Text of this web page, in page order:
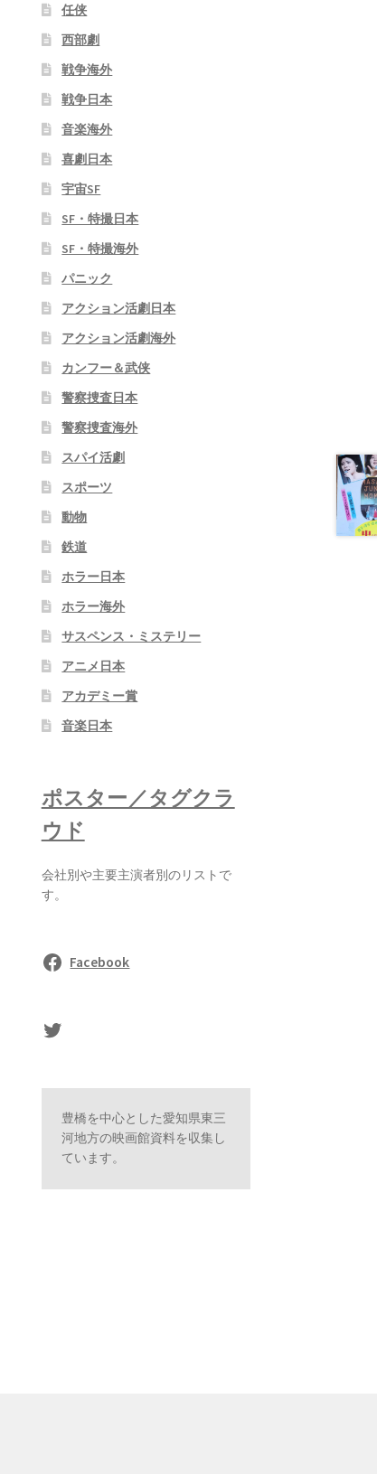
任侠
西部劇
戦争海外
戦争日本
音楽海外
喜劇日本
宇宙SF
SF・特撮日本
SF・特撮海外
パニック
アクション活劇日本
アクション活劇海外
カンフー＆武侠
警察捜査日本
警察捜査海外
スパイ活劇
スポーツ
動物
鉄道
ホラー日本
ホラー海外
サスペンス・ミステリー
アニメ日本
アカデミー賞
音楽日本
ポスター／タグクラ
ウド
会社別や主要主演者別のリストで
す。
Facebook
sasaki's Twitter
豊橋を中心とした愛知県東三
河地方の映画館資料を収集し
ています。